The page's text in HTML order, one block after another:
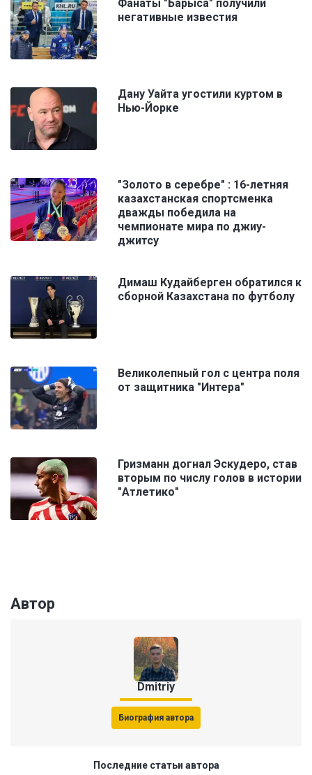
Фанаты "Барыса" получили
негативные известия
Дану Уайта угостили куртом в
Нью-Йорке
"Золото в серебре" : 16-летняя
казахстанская спортсменка
дважды победила на
чемпионате мира по джиу-
джитсу
Димаш Кудайберген обратился к
сборной Казахстана по футболу
Великолепный гол с центра поля
от защитника "Интера"
Гризманн догнал Эскудеро, став
вторым по числу голов в истории
"Атлетико"
Автор
Dmitriy
Биография автора
Последние статьи автора